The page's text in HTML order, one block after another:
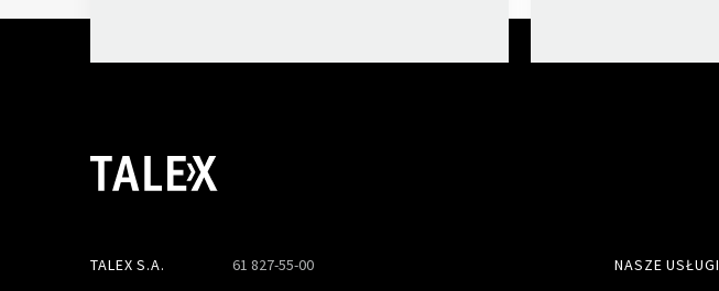
TALEX S.A.
61 827-55-00
NASZE USŁUGI